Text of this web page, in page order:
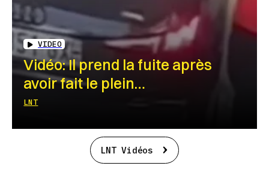
VIDEO
Vidéo: Il prend la fuite après
avoir fait le plein…
LNT
LNT Vidéos